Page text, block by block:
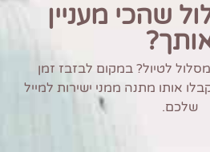
שהכי מעניין
לטיול? במקום לבזבז זמן
אותו מתנה ממני ישירות למייל
שלכם.